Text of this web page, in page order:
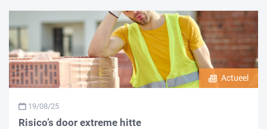
Actueel
19/08/25
Risico’s door extreme hitte